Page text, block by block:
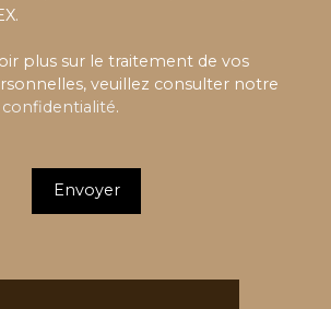
plus sur le traitement de vos
veuillez consulter notre
.
Envoyer